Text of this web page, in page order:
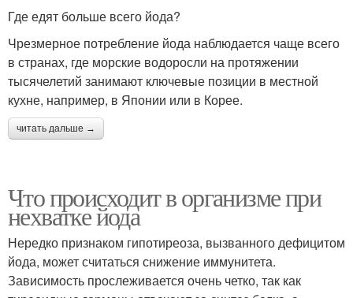
Где едят больше всего йода?
Чрезмерное потребление йода наблюдается чаще всего
в странах, где морские водоросли на протяжении
тысячелетий занимают ключевые позиции в местной
кухне, например, в Японии или в Корее.
читать дальше →
Что происходит в организме при
нехватке йода
Нередко признаком гипотиреоза, вызванного дефицитом
йода, может считаться снижение иммунитета.
Зависимость прослеживается очень четко, так как